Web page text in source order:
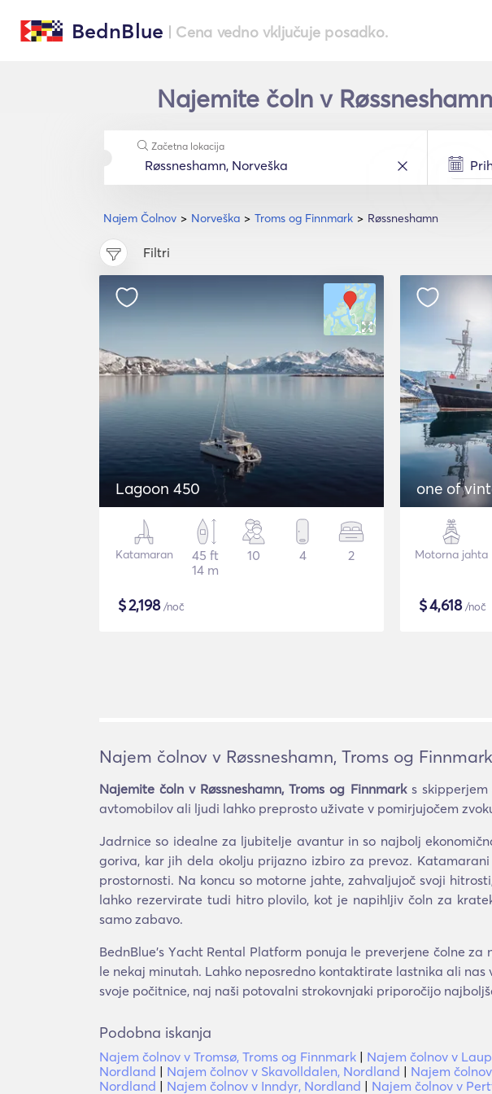
BednBlue | Cena vedno vključuje posadko.
Najemite čoln v
Najem Čolnov Norveška Troms og Finnmark Røssneshamn
Začetna lokacija
Filtri
Lagoon 450
Katamaran
45 ft
14 m
10 4 2
$2,198/noč
one of
Motorna jahta
$4,618/noč
Najem čolnov v Røssneshamn, Troms og Finnmark
Najemite čoln v Røssneshamn, Troms og Finnmarks skipperjem
avtomobilov ali ljudi lahko preprosto uživate v pomirjujočem
Jadrnice so idealne za ljubitelje avantur in so najbolj
goriva, kar jih dela okolju prijazno izbiro za prevoz.
prostornosti. Na koncu so motorne jahte, zahvaljujoč svoji
lahko rezervirate tudi hitro plovilo, kot je napihljiv čoln za
samo zabavo.
BednBlue's Υacht Rental Platform ponuja le preverjene čolne
le nekaj minutah. Lahko neposredno kontaktirate lastnika ali
svoje počitnice, naj naši potovalni strokovnjaki priporočijo
Podobna iskanja
Najem čolnov v Tromsø, Troms og Finnmark | Najem čolnov v
Nordland | Najem čolnov v Skavolldalen, Nordland | Najem
Nordland | Najem čolnov v Inndyr, Nordland | Najem čolnov v